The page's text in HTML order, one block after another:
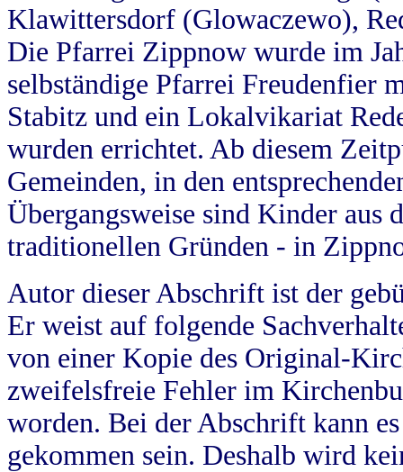
Klawittersdorf (Glowaczewo),
Die Pfarrei Zippnow wurde im
selbständige Pfarrei Freudenfier
Stabitz und ein Lokalvikariat
wurden errichtet. Ab diesem
Gemeinden, in den
Übergangsweise sind Kinder aus
traditionellen Gründen - in
Autor dieser Abschrift ist der
Er weist auf folgende
von einer Kopie des Original-
zweifelsfreie Fehler im
worden. Bei der Abschrift kann
gekommen sein. Deshalb wird